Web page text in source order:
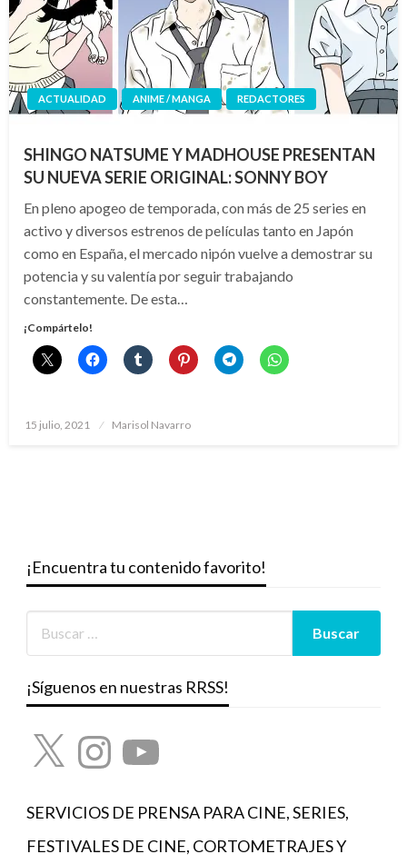
ACTUALIDAD ANIME / MANGA REDACTORES
SHINGO NATSUME Y MADHOUSE PRESENTAN
SU NUEVA SERIE ORIGINAL: SONNY BOY
En pleno apogeo de temporada, con más de 25 series en
activo y diversos estrenos de películas tanto en Japón
como en España, el mercado nipón vuelve a demostrar su
potencia y su valentía por seguir trabajando
constantemente. De esta…
¡Compártelo!
Publicado
15 julio, 2021 Marisol Navarro
¡Encuentra tu contenido favorito!
¡Síguenos en nuestras RRSS!
X InstagramYouTube
SERVICIOS DE PRENSA PARA CINE, SERIES,
FESTIVALES DE CINE, CORTOMETRAJES Y